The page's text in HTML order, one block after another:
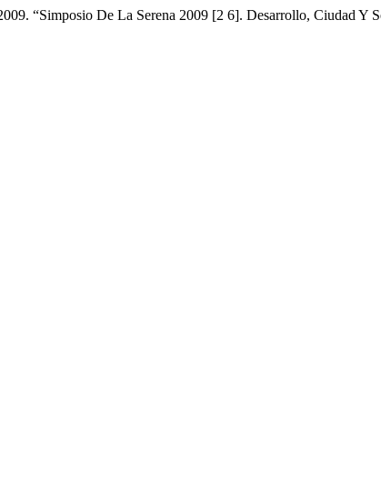
“Simposio De La Serena 2009 [2 6]. Desarrollo, Ciudad Y